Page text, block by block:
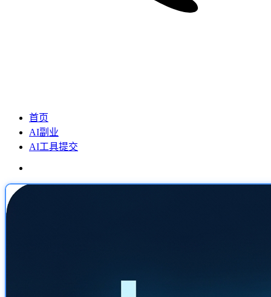
首页
AI副业
AI工具提交